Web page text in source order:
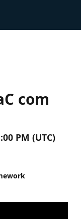
com
PM (UTC)